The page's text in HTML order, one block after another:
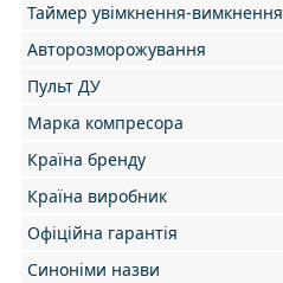
Таймер увімкнення-вимкнення
Авторозморожування
Пульт ДУ
Марка компресора
Країна бренду
Країна виробник
Офіційна гарантія
Синоніми назви